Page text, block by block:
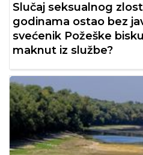
Slučaj seksualnog
godinama ostao bez
svećenik Požeške
maknut iz službe?